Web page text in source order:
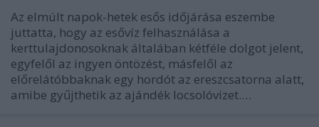
Az elmúlt napok-hetek esős időjárása eszembe
juttatta, hogy az esővíz felhasználása a
kerttulajdonosoknak általában kétféle dolgot jelent,
egyfelől az ingyen öntözést, másfelől az
előrelátóbbaknak egy hordót az ereszcsatorna alatt,
amibe gyűjthetik az ajándék locsolóvizet.…